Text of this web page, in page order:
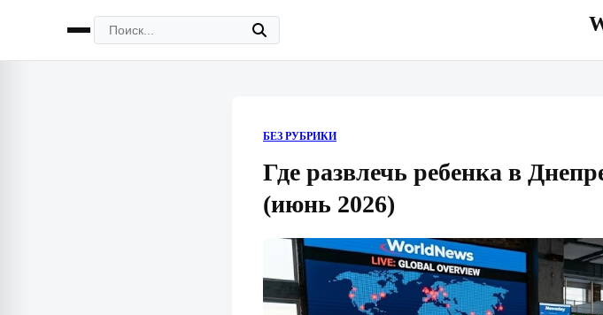
БЕЗ РУБРИКИ
Где развлечь ребенка в
(июнь 2026)